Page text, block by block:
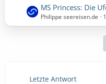
L
e
t
e
MS Princess: Die Ufer Dalmatiens intensiv erleben | 14 Nächte |
Philippe seereisen.de
Letzte Antwort